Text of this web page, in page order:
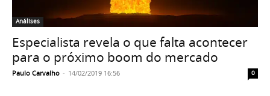
Análises
Especialista revela o que falta acontecer
para o próximo boom do mercado
Paulo Carvalho - 14/02/2019 16:56 0